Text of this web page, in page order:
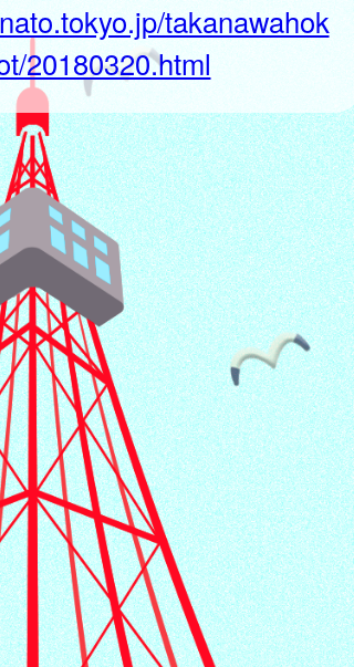
takanawahok
20180320.html